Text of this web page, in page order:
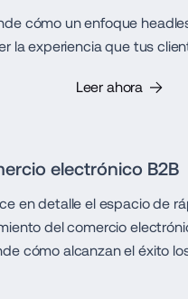
cómo un enfoque
la experiencia que tus
Leer ahora
electrónico B2B
en detalle el espacio de
del comercio
cómo alcanzan el éxito